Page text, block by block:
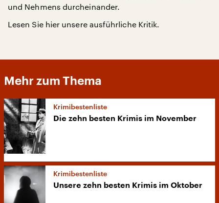
und Nehmens durcheinander.
Lesen Sie hier unsere ausführliche Kritik.
Mehr zum Thema
Krimibestenliste
Die zehn besten Krimis im November
Krimibestenliste
Unsere zehn besten Krimis im Oktober